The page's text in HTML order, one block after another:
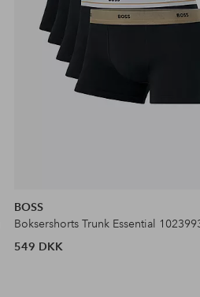
BOSS
Boksershorts Trunk Essential
549 DKK